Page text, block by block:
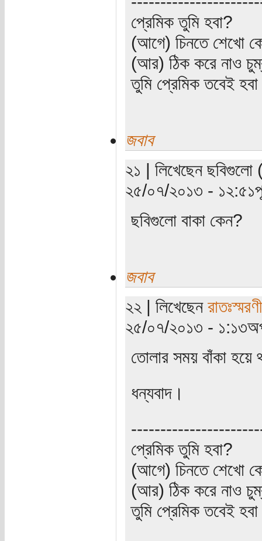
প্রেমিক তুমি হবা?
(আগে) চিনতে শেখো
(আর) ঠিক করে নাও
তুমি প্রেমিক তবেই
জবাব
২১ | লিখেছেন ছবিগুলো
২৫/০৭/২০১৩ -
ছবিগুলো বাকা কেন?
জবাব
২২ | লিখেছেন
২৫/০৭/২০১৩ -
তোলার সময় বাঁকা হয়ে
ধন্যবাদ।
প্রেমিক তুমি হবা?
(আগে) চিনতে শেখো
(আর) ঠিক করে নাও
তুমি প্রেমিক তবেই